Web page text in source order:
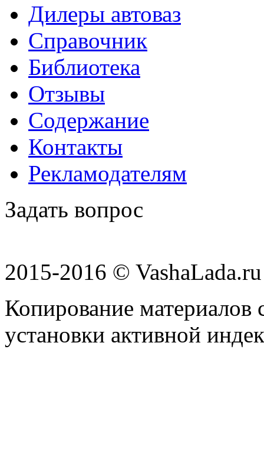
Дилеры автоваз
Справочник
Библиотека
Отзывы
Содержание
Контакты
Рекламодателям
Задать вопрос
2015-2016 © VashaLada.ru
Копирование материалов
установки активной